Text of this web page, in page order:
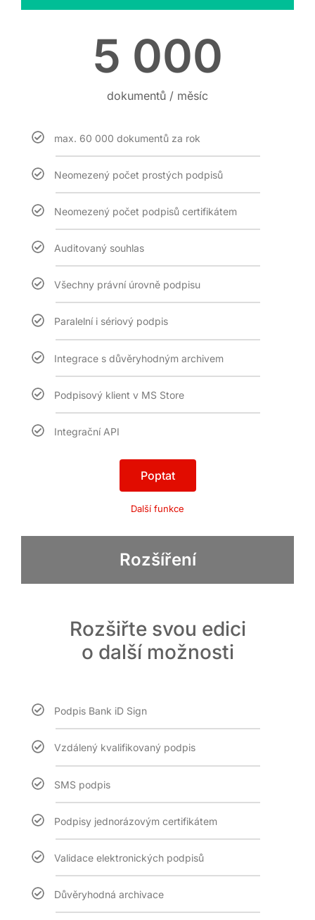
5 000
dokumentů / měsíc
max. 60 000 dokumentů za rok
Neomezený počet prostých podpisů
Neomezený počet podpisů certifikátem
Auditovaný souhlas
Všechny právní úrovně podpisu
Paralelní i sériový podpis
Integrace s důvěryhodným archivem
Podpisový klient v MS Store
Integrační API
Poptat
Další funkce
Rozšíření
Rozšiřte svou edici
o další možnosti
Podpis Bank iD Sign
Vzdálený kvalifikovaný podpis
SMS podpis
Podpisy jednorázovým certifikátem
Validace elektronických podpisů
Důvěryhodná archivace